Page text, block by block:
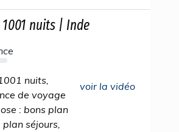
1001 nuits | Inde
voir la vidéo
nuits,
de voyage
: bons plan
plan séjours,